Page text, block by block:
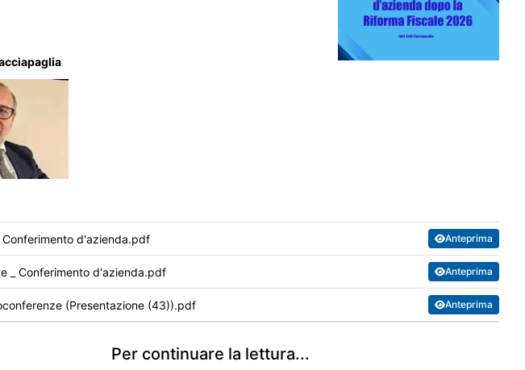
Conferimento d'azienda.pdf Anteprima
_ Conferimento d'azienda.pdf Anteprima
(Presentazione (43)).pdf Anteprima
Per continuare la lettura...
per il biennio 2025/2026, ma inclusi quelli per il quale è scaduto il CPB 2024/2025), il
di adesione al CPB) la tassazione in base al reddito concordato con applicazione della
(in base al risultato del software "IlTuoISA 2026 CPB", per il periodo 2025).
di Patti (ME) per il riconoscimento di n. 3 crediti formativi. La partecipazione è
l'ODCEC di Patti (ME) per il riconoscimento di n. 3 crediti formativi.
l'ODCEC di Patti (ME) per il riconoscimento di n. 2 crediti formativi.